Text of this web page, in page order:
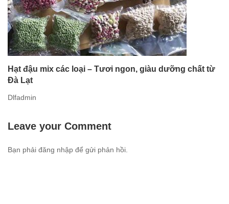
Hạt đậu mix các loại – Tươi ngon, giàu dưỡng chất từ
Đà Lạt
Dlfadmin
Leave your Comment
Bạn phải đăng nhập để gửi phản hồi.